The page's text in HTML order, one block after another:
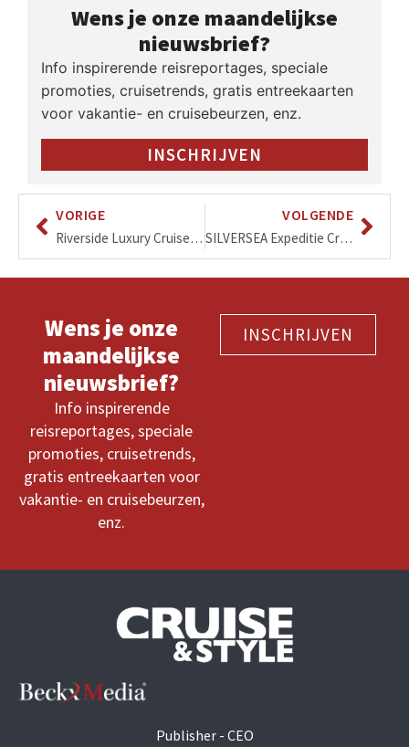
Wens je onze maandelijkse
nieuwsbrief?
Info inspirerende reisreportages, speciale
promoties, cruisetrends, gratis entreekaarten
voor vakantie- en cruisebeurzen, enz.
INSCHRIJVEN
VORIGE
Riverside Luxury Cruises & Butler service
VOLGENDE
SILVERSEA Expeditie Cruises
Wens je onze
maandelijkse
nieuwsbrief?
Info inspirerende
reisreportages, speciale
promoties, cruisetrends,
gratis entreekaarten voor
vakantie- en cruisebeurzen,
enz.
INSCHRIJVEN
Publisher - CEO